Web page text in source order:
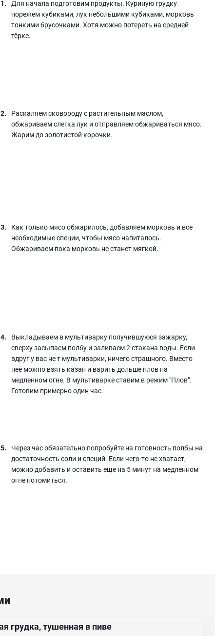
Для начала подготовим продукты. Куриную грудку
порежем кубиками, лук небольшими кубиками, морковь
тонкими брусочками. Хотя можно потереть на средней
тёрке.
Раскаляем сковороду с растительным маслом,
обжариваем слегка лук и отправляем обжариваться мясо.
Жарим до золотистой корочки.
Как только мясо обжарилось, добавляем морковь и все
необходимые специи, чтобы мясо напиталось.
Обжариваем пока морковь не станет мягкой.
Выкладываем в мультиварку получившуюся зажарку,
сверху засыпаем полбу и заливаем 2 стакана воды. Если
вдруг у вас не т мультиварки, ничего страшного. Вместо
неё можно взять казан и варить дольше плов на
медленном огне. В мультиварке ставим в режим "Плов".
Готовим примерно один час.
Через час обязательно попробуйте на готовность полбы на
достаточность соли и специй. Если чего-то не хватает,
можно добавить и оставить еще на 5 минут на медленном
огне потомиться.
грудка, тушенная в пиве